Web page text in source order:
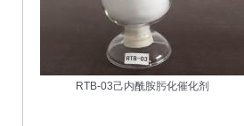
RTB-03己内酰胺肟化催化剂